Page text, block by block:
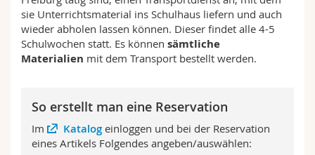
Math.-Nat. und Med. Fak.
Interfakultär
Mitarbeitende
Doktorierende
Webmail
Vorlesungsverzeichnis
sie Unterrichtsmaterial ins Schulhaus liefern und auch
wieder abholen lassen können. Dieser findet alle 4-5
Schulwochen statt. Es können sämtliche
Materialien mit dem Transport bestellt werden.
So erstellt man eine Reservation
Im Katalogeinloggen und bei der Reservation
eines Artikels Folgendes angeben/auswählen: